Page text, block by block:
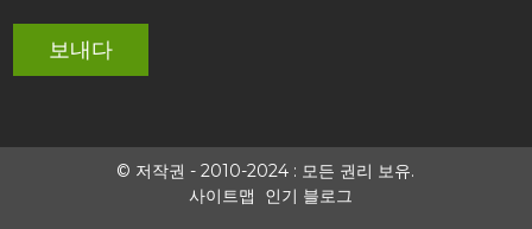
보내다
© 저작권 - 2010-2024 : 모든 권리 보유.
사이트맵
인기 블로그